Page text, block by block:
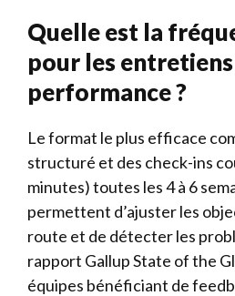
Quelle est la
pour les
performance ?
Le format le plus efficace
structuré et des check-ins
minutes) toutes les 4 à 6
permettent d’ajuster les
route et de détecter les
rapport Gallup State of the
équipes bénéficiant de